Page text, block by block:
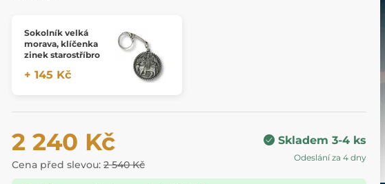
Sokolník velká
morava, klíčenka
zinek starostříbro
+ 145 Kč
2 240 Kč
Cena před slevou: 2 540 Kč
Skladem 3-4 ks
Odeslání za 4 dny